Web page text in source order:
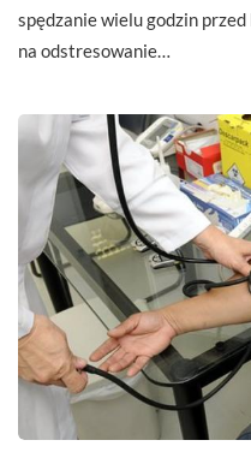
spędzanie wielu godzin
na odstresowanie…